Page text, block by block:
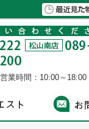
営業時間：10:00～18:00